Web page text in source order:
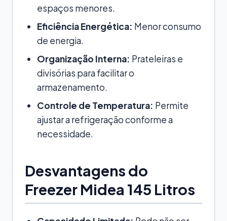
espaços menores.
Eficiência Energética: Menor consumo
de energia.
Organização Interna: Prateleiras e
divisórias para facilitar o
armazenamento.
Controle de Temperatura: Permite
ajustar a refrigeração conforme a
necessidade.
Desvantagens do
Freezer Midea 145 Litros